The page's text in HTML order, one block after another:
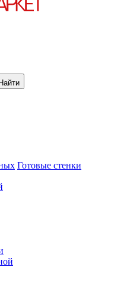
Найти
Готовые стенки